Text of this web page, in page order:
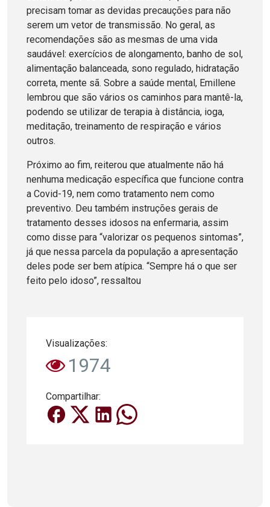
precisam tomar as devidas precauções para não
serem um vetor de transmissão. No geral, as
recomendações são as mesmas de uma vida
saudável: exercícios de alongamento, banho de sol,
alimentação balanceada, sono regulado, hidratação
correta, mente sã. Sobre a saúde mental, Emillene
lembrou que são vários os caminhos para mantê-la,
podendo se utilizar de terapia à distância, ioga,
meditação, treinamento de respiração e vários
outros.
Próximo ao fim, reiterou que atualmente não há
nenhuma medicação específica que funcione contra
a Covid-19, nem como tratamento nem como
preventivo. Deu também instruções gerais de
tratamento desses idosos na enfermaria, assim
como disse para “valorizar os pequenos sintomas”,
já que nessa parcela da população a apresentação
deles pode ser bem atípica. “Sempre há o que ser
feito pelo idoso”, ressaltou
Visualizações:
1974
Compartilhar: